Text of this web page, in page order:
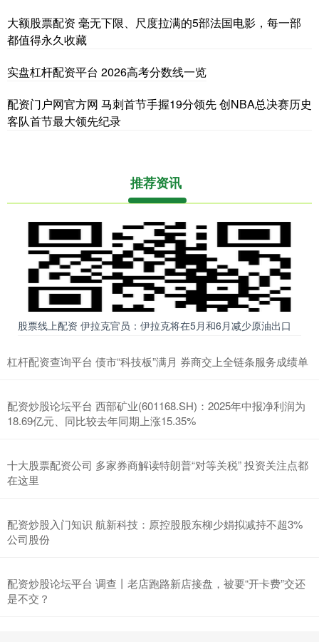
大额股票配资 毫无下限、尺度拉满的5部法国电影，每一部
都值得永久收藏
实盘杠杆配资平台 2026高考分数线一览
配资门户网官方网 马刺首节手握19分领先 创NBA总决赛历史
客队首节最大领先纪录
推荐资讯
股票线上配资 伊拉克官员：伊拉克将在5月和6月减少原油出口
杠杆配资查询平台 债市“科技板”满月 券商交上全链条服务成绩单
配资炒股论坛平台 西部矿业(601168.SH)：2025年中报净利润为
18.69亿元、同比较去年同期上涨15.35%
十大股票配资公司 多家券商解读特朗普“对等关税” 投资关注点都
在这里
配资炒股入门知识 航新科技：原控股股东柳少娟拟减持不超3%
公司股份
配资炒股论坛平台 调查丨老店跑路新店接盘，被要“开卡费”交还
是不交？